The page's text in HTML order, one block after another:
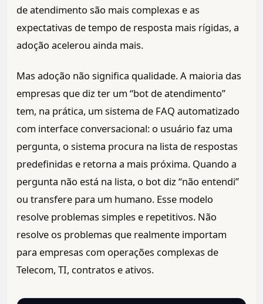
de atendimento são mais complexas e as
expectativas de tempo de resposta mais rígidas, a
adoção acelerou ainda mais.
Mas adoção não significa qualidade. A maioria das
empresas que diz ter um “bot de atendimento”
tem, na prática, um sistema de FAQ automatizado
com interface conversacional: o usuário faz uma
pergunta, o sistema procura na lista de respostas
predefinidas e retorna a mais próxima. Quando a
pergunta não está na lista, o bot diz “não entendi”
ou transfere para um humano. Esse modelo
resolve problemas simples e repetitivos. Não
resolve os problemas que realmente importam
para empresas com operações complexas de
Telecom, TI, contratos e ativos.